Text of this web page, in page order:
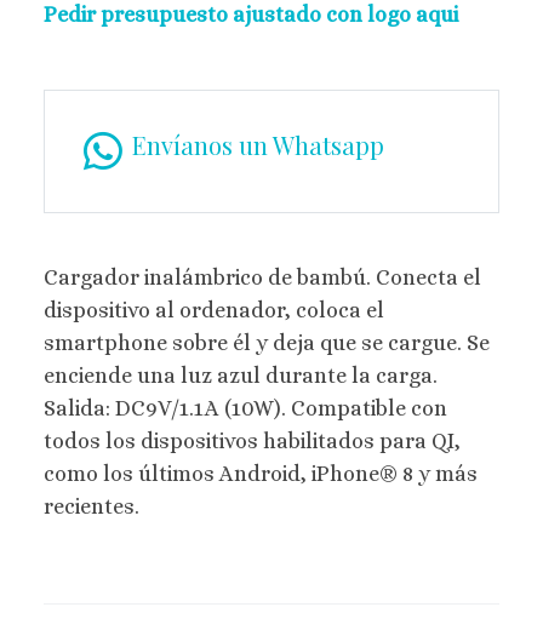
Pedir presupuesto ajustado con logo aqui
Envíanos un Whatsapp
Cargador inalámbrico de bambú. Conecta el
dispositivo al ordenador, coloca el
smartphone sobre él y deja que se cargue. Se
enciende una luz azul durante la carga.
Salida: DC9V/1.1A (10W). Compatible con
todos los dispositivos habilitados para QI,
como los últimos Android, iPhone® 8 y más
recientes.